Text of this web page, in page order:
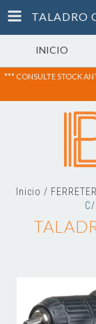
INICIO
*** CONSULTE STOCK
Inicio /
C/